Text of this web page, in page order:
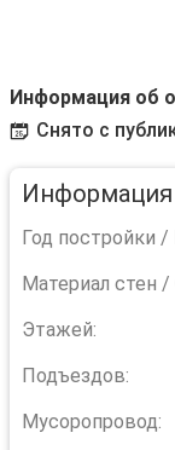
Информация об
Снято с
Год постройки /
Материал стен /
Этажей:
Подъездов:
Мусоропровод: